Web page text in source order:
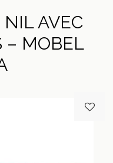
AVEC
– MOBEL